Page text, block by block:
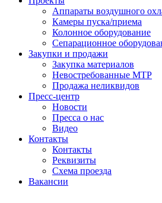
Аппараты воздушного
Камеры пуска/приема
Колонное оборудование
Сепарационное
Закупки и продажи
Закупка материалов
Невостребованные МТР
Продажа неликвидов
Пресс-центр
Новости
Пресса о нас
Видео
Контакты
Контакты
Реквизиты
Схема проезда
Вакансии